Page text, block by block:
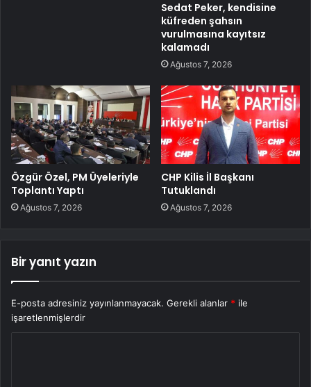
Sedat Peker, kendisine
küfreden şahsın
vurulmasına kayıtsız
kalamadı
Ağustos 7, 2026
Özgür Özel, PM Üyeleriyle
Toplantı Yaptı
Ağustos 7, 2026
CHP Kilis İl Başkanı
Tutuklandı
Ağustos 7, 2026
Bir yanıt yazın
E-posta adresiniz yayınlanmayacak. Gerekli alanlar * ile
işaretlenmişlerdir